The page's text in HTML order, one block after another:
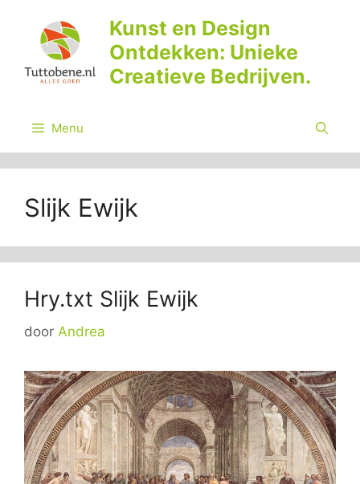
inhoud
Kunst en Design
Ontdekken: Unieke
Creatieve Bedrijven.
Menu
Slijk Ewijk
Hry.txt Slijk Ewijk
door Andrea